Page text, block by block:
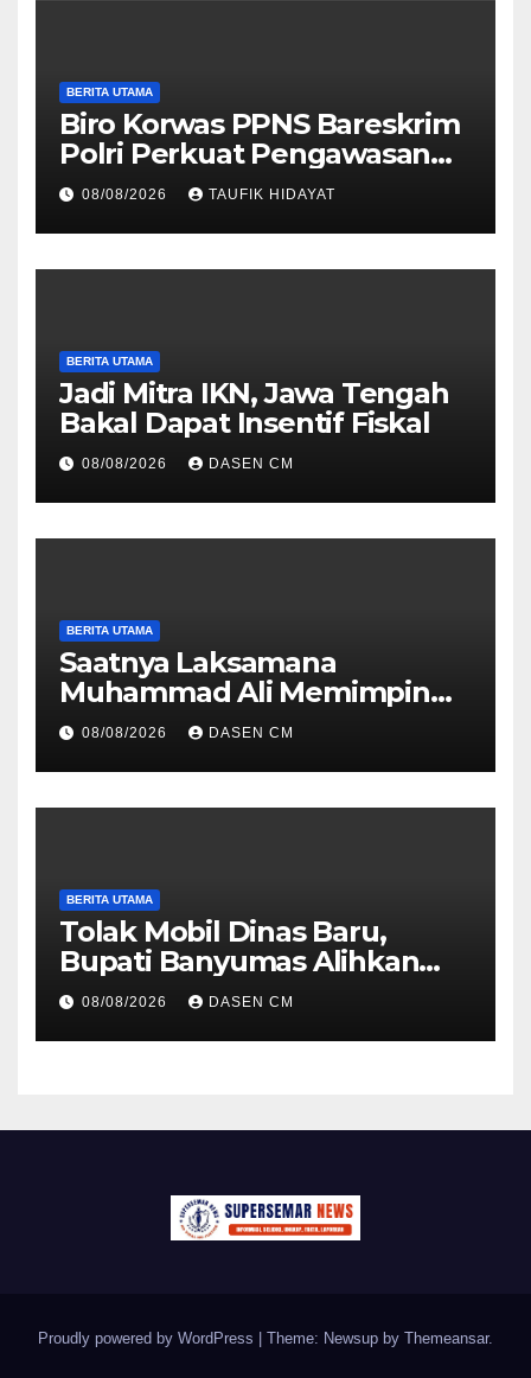
BERITA UTAMA
Biro Korwas PPNS Bareskrim
Polri Perkuat Pengawasan
untuk Dorong Penegakan
Hukum yang Profesional
08/08/2026 TAUFIK HIDAYAT
BERITA UTAMA
Jadi Mitra IKN, Jawa Tengah
Bakal Dapat Insentif Fiskal
08/08/2026 DASEN CM
BERITA UTAMA
Saatnya Laksamana
Muhammad Ali Memimpin
TNI: Menjaga Keseimbangan
Politik dan Soliditas
Antarmatra
08/08/2026 DASEN CM
BERITA UTAMA
Tolak Mobil Dinas Baru,
Bupati Banyumas Alihkan
Anggaran Rp 1,7 Miliar untuk
90 Motor Listrik
08/08/2026 DASEN CM
Proudly powered by WordPress Theme: Newsup by Themeansar.